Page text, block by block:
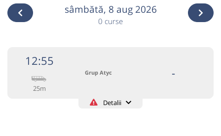
sâmbătă, 8 aug 2026
0 curse
12:55
25m
Grup Atyc -
Detalii